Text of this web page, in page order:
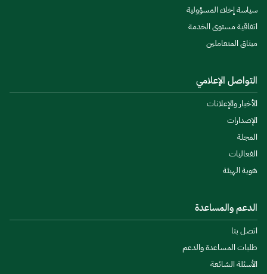
سياسة إخلاء المسؤولية
اتفاقية مستوى الخدمة
ميثاق المتعاملين
التواصل الإعلامي
الأخبار والإعلانات
الإصدارات
المجلة
الفعاليات
هوية الهيئة
الدعم والمساعدة
اتصل بنا
طلبات المساعدة والدعم
الأسئلة الشائعة